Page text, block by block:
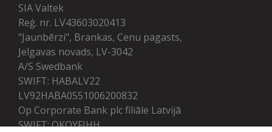
SIA Valtek
Reģ. nr. LV43603020413
"Jaunbērzi", Brankas, Cenu pagasts,
Jelgavas novads, LV-3042
A/S Swedbank
SWIFT: HABALV22
LV92HABA0551006200832
Op Corporate Bank plc filiāle Latvijā
SWIFT: OKOYFIHH